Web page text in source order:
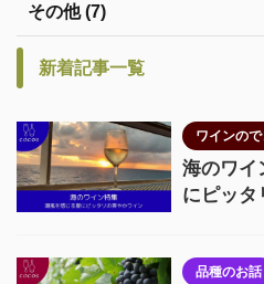
その他 (7)
新着記事一覧
ワインの
海のワイ
にピッタ
品種のお話